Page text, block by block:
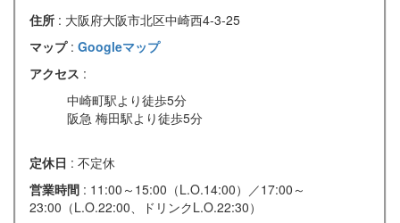
住所 : 大阪府大阪市北区中崎西4-3-25
マップ : Googleマップ
アクセス :
中崎町駅より徒歩5分
阪急 梅田駅より徒歩5分
定休日 : 不定休
営業時間 : 11:00～15:00（L.O.14:00）／17:00～
23:00（L.O.22:00、ドリンクL.O.22:30）